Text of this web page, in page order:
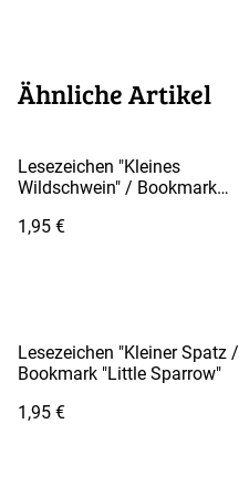
Ähnliche Artikel
Lesezeichen "Kleines
Wildschwein" / Bookmark
1,95 €
Lesezeichen "Kleiner Spatz /
Bookmark "Little Sparrow"
1,95 €